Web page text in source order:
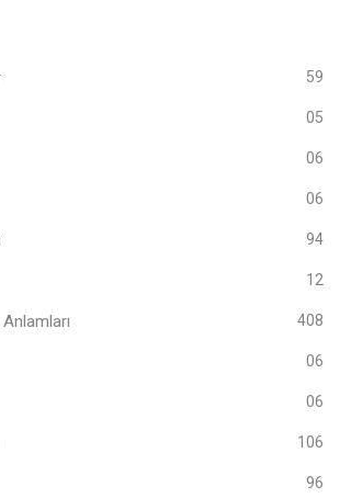
59
05
06
06
94
12
408
06
06
106
96